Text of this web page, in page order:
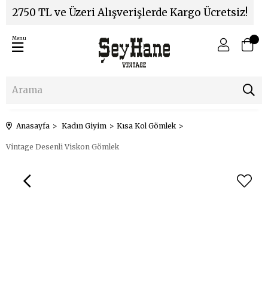
2750 TL ve Üzeri Alışverişlerde Kargo Ücretsiz!
Menu
Anasayfa Kadın Giyim Kısa Kol Gömlek
Vintage Desenli Viskon Gömlek